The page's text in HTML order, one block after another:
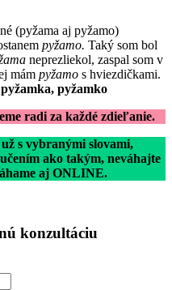
(pyžama aj pyžamo)
pyžamo. Taký som bol
neprezliekol, zaspal som v
mám pyžamo s hviezdičkami.
pyžamko
radi za každé zdieľanie.
s vybranými slovami,
ako takým, neváhajte
aj ONLINE.
konzultáciu